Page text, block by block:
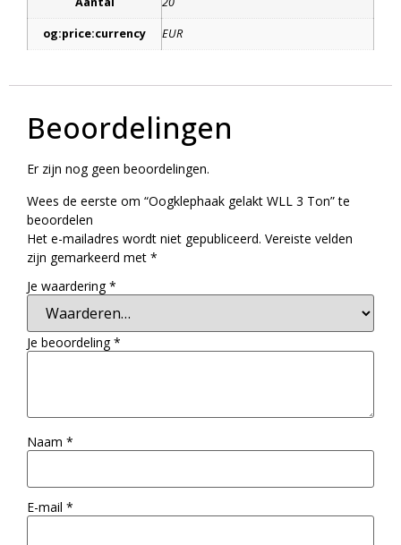
og:price:currency EUR
Beoordelingen
Er zijn nog geen beoordelingen.
Wees de eerste om “Oogklephaak gelakt WLL 3 Ton” te
beoordelen
Het e-mailadres wordt niet gepubliceerd. Vereiste velden
zijn gemarkeerd met *
Je waardering*
Je beoordeling*
Naam *
E-mail *